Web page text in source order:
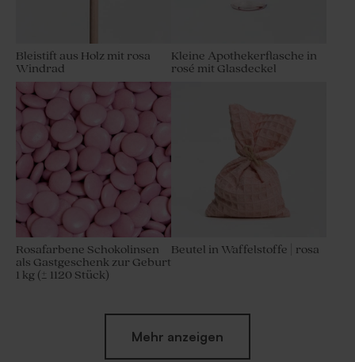
Bleistift aus Holz mit rosa
Windrad
Kleine Apothekerflasche in
rosé mit Glasdeckel
Rosafarbene Schokolinsen
als Gastgeschenk zur Geburt
1 kg (± 1120 Stück)
Beutel in Waffelstoffe | rosa
Mehr anzeigen